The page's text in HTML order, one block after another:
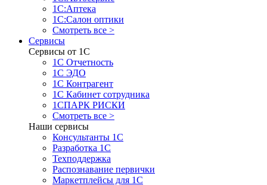
1С:Аптека
1С:Салон оптики
Смотреть все >
Сервисы
Сервисы от 1С
1С Отчетность
1С ЭДО
1С Контрагент
1С Кабинет сотрудника
1СПАРК РИСКИ
Смотреть все >
Наши сервисы
Консультанты 1С
Разработка 1С
Техподдержка
Распознавание первички
Маркетплейсы для 1С